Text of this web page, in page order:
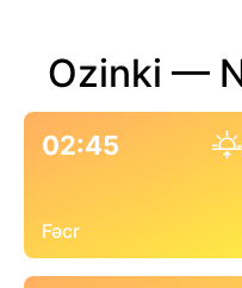
Ozinki —
02:45
Fəcr